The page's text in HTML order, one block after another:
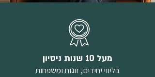
מעל 10 שנות ניסיון
בליווי יחידים, זוגות ומשפחות